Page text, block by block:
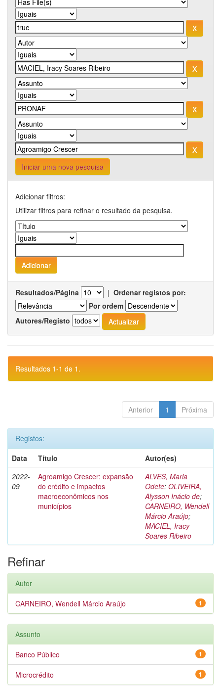
Iniciar uma nova pesquisa
Adicionar filtros:
Utilizar filtros para refinar o resultado da pesquisa.
Resultados/Página | Ordenar registos por:
Por ordem
Autores/Registo
Resultados 1-1 de 1.
Anterior 1 Próxima
Registos:
Data
Título
Autor(es)
2022-
09
Agroamigo Crescer: expansão
do crédito e impactos
macroeconômicos nos
municípios
ALVES, Maria
Odete; OLIVEIRA,
Alysson Inácio de;
CARNEIRO, Wendell
Márcio Araújo;
MACIEL, Iracy
Soares Ribeiro
Refinar
Autor
1
CARNEIRO, Wendell Márcio Araújo
Assunto
1
Banco Público
1
Microcrédito